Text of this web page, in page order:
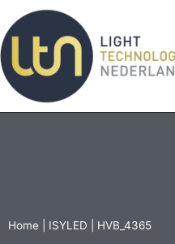
Home ISYLED HVB_4365